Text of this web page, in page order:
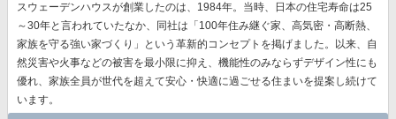
スウェーデンハウスが創業したのは、1984年。当時、日本の住宅寿命は25
～30年と言われていたなか、同社は 「100年住み継ぐ家、高気密・高断熱、
家族を守る強い家づくり」
という革新的コンセプトを掲げました。以来、自
然災害や火事などの被害を最小限に抑え、機能性のみならずデザイン性にも
優れ、 家族全員が世代を超えて安心・快適に過ごせる住まいを提案 し続けて
います。